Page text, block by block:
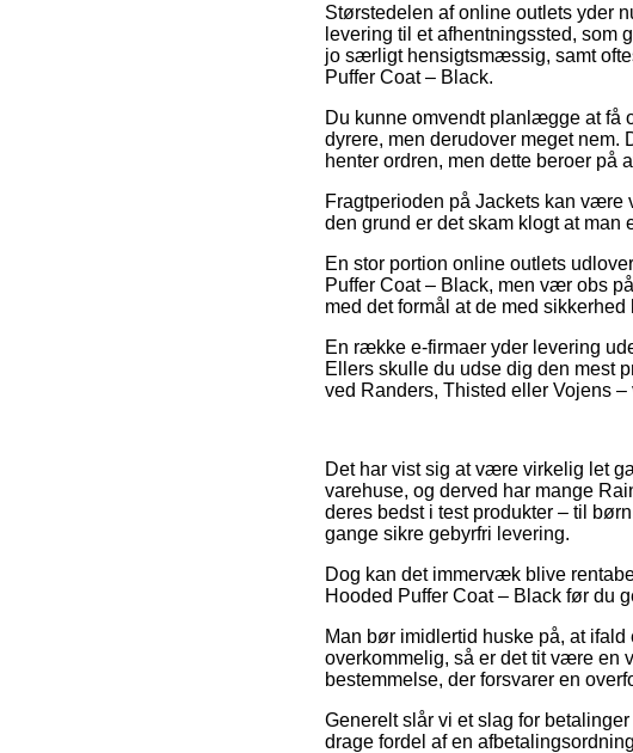
Størstedelen af online outlets yder
levering til et afhentningssted, som
jo særligt hensigtsmæssig, samt
Puffer Coat – Black.
Du kunne omvendt planlægge at få
dyrere, men derudover meget
henter ordren, men dette beroer på
Fragtperioden på Jackets kan
den grund er det skam klogt at man
En stor portion online outlets
Puffer Coat – Black, men vær obs
med det formål at de med
En række e-firmaer yder levering
Ellers skulle du udse dig den mest
ved Randers, Thisted eller Vojens
Det har vist sig at være virkelig let
varehuse, og derved har mange
deres bedst i test produkter – til
gange sikre gebyrfri levering.
Dog kan det immervæk blive
Hooded Puffer Coat – Black før du
Man bør imidlertid huske på, at
overkommelig, så er det tit være en
bestemmelse, der forsvarer en
Generelt slår vi et slag for
drage fordel af en